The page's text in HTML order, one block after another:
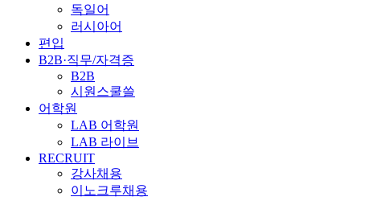
독일어
러시아어
편입
B2B·직무/자격증
B2B
시원스쿨쓸
어학원
LAB 어학원
LAB 라이브
RECRUIT
강사채용
이노크루채용